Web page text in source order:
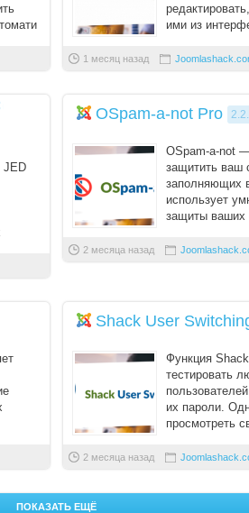
ими из
1 месяц назад
Form
JED
OSpam-a-not Pro
OSpam-a-not
защитить ваш
заполняющих
использует
защиты ваших
2 месяца назад
Shack User
Функция
тестировать
их пароли.
просмотреть
2 месяца назад
ПОКАЗАТЬ ЕЩЁ
Вход
Вступить в складчину
Забыли логин?